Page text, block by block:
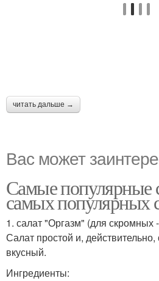
читать дальше →
Вас может
Самые популярные
самых популярных
1. салат "Оргазм" (для скромных
Салат простой и,
вкусный.
Ингредиенты: